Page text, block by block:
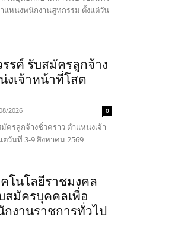
แหน่งพนักงานสูทกรรม ตั้งแต่วัน
รรค์ รับสมัครลูกจ้าง
งเจ้าหน้าที่โสต
2026 0
ครลูกจ้างชั่วคราว ตำแหน่งเจ้า
วันที่ 3-9 สิงหาคม 2569
โนโลยีราชมงคล
สมัครบุคคลเพื่อ
กงานราชการทั่วไป